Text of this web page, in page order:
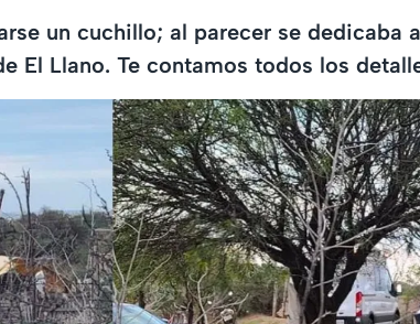
un cuchillo; al parecer se dedicaba
El Llano. Te contamos todos los